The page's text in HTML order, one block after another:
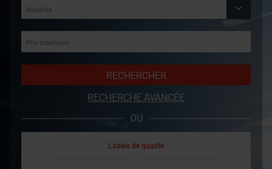
RECHERCHER
RECHERCHE AVANCÉE
OU
Labels de qualité